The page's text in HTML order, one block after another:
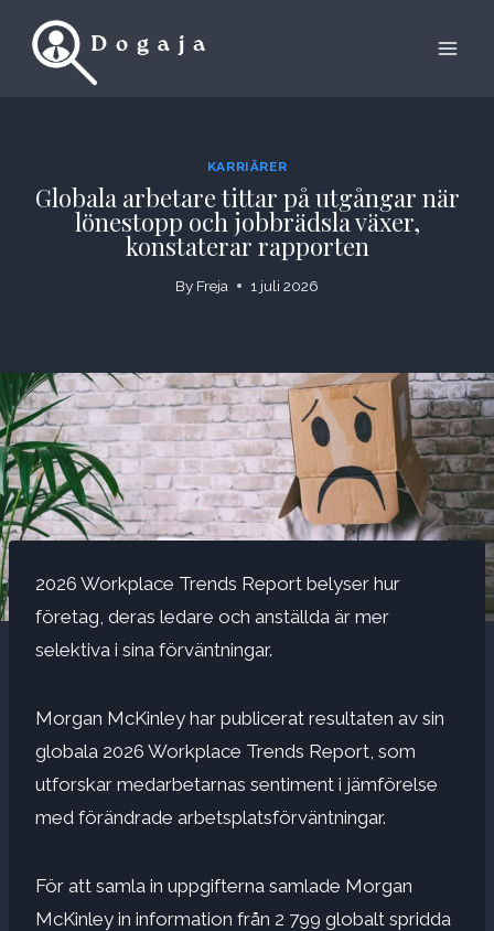
KARRIÄRER
Globala arbetare tittar på utgångar när
lönestopp och jobbrädsla växer,
konstaterar rapporten
By Freja 1 juli 2026
2026 Workplace Trends Report belyser hur
företag, deras ledare och anställda är mer
selektiva i sina förväntningar.
Morgan McKinley har publicerat resultaten av sin
globala 2026 Workplace Trends Report, som
utforskar medarbetarnas sentiment i jämförelse
med förändrade arbetsplatsförväntningar.
För att samla in uppgifterna samlade Morgan
McKinley in information från 2 799 globalt spridda